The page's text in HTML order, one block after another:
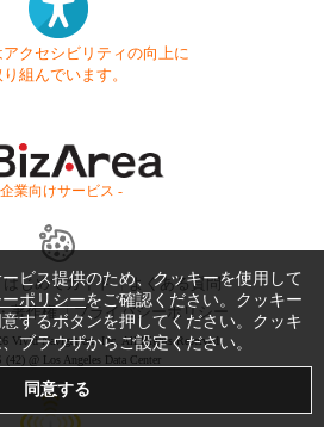
クセシビリティの向上に
り組んでいます。
業向けサービス -
はじめてガイド
よくある質問
著作権 プライバシーポリシー
Vivid Navigation, Inc. All Rights Reserved.
(42) @ Los Angeles Data Center
ビス提供のため、クッキーを使用して
ポリシーをご確認ください。クッキー
するボタンを押してください。クッキ
ブラウザからご設定ください。